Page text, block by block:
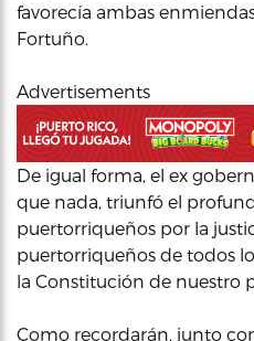
favorecía ambas
Fortuño.
Advertisements
De igual forma, el ex
que nada, triunfó el
puertorriqueños por la
puertorriqueños de todos
la Constitución de nuestro
Como recordarán, junto